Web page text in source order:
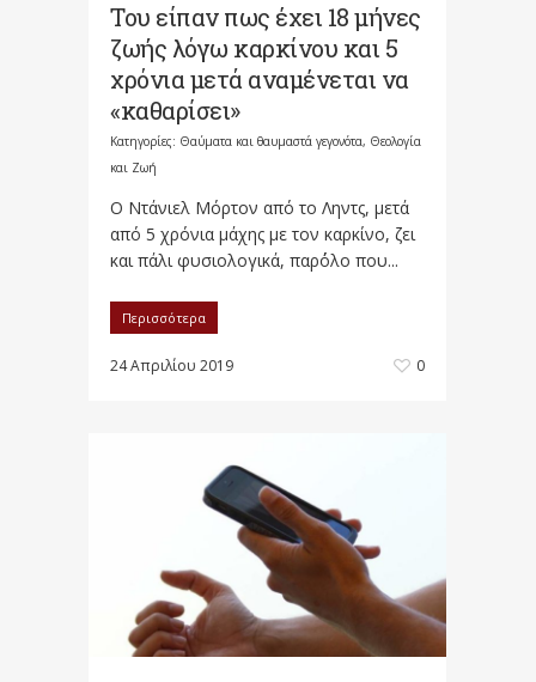
Του είπαν πως έχει 18 μήνες
ζωής λόγω καρκίνου και 5
χρόνια μετά αναμένεται να
«καθαρίσει»
Κατηγορίες: Θαύματα και θαυμαστά γεγονότα, Θεολογία
και Ζωή
O Ντάνιελ Μόρτον από το Ληντς, μετά
από 5 χρόνια μάχης με τον καρκίνο, ζει
και πάλι φυσιολογικά, παρ΄όλο που...
Περισσότερα
24 Απριλίου 2019 0